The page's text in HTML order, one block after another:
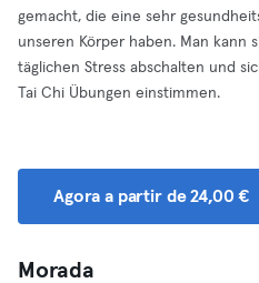
gemacht, die eine sehr
unseren Körper haben. Man kann
täglichen Stress abschalten und
Tai Chi Übungen einstimmen.
Agora a partir de 24,00 €
Morada